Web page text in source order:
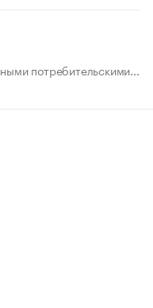
потребительскими...